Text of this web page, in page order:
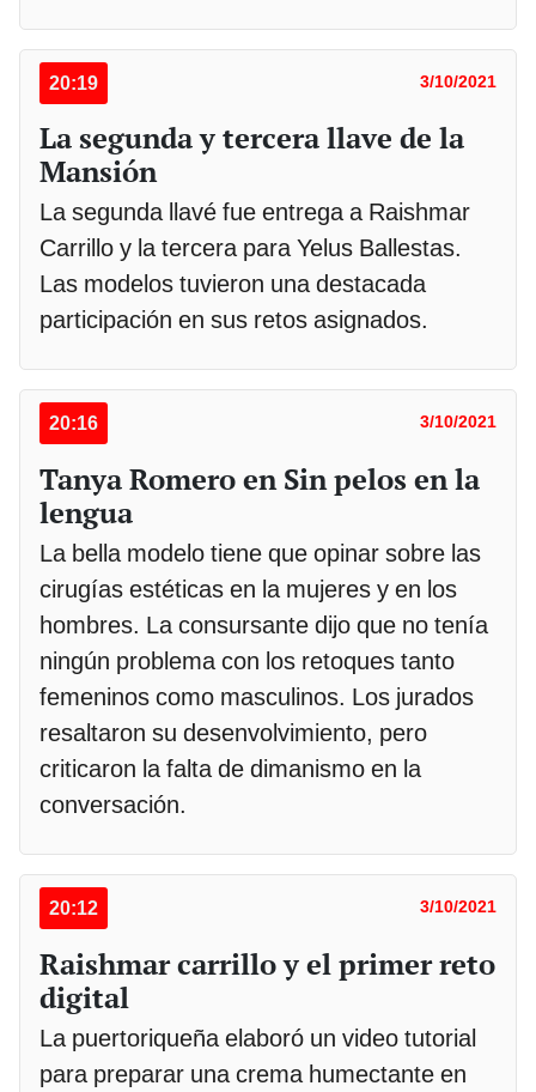
20:19 3/10/2021
La segunda y tercera llave de la
Mansión
La segunda llavé fue entrega a Raishmar
Carrillo y la tercera para Yelus Ballestas.
Las modelos tuvieron una destacada
participación en sus retos asignados.
20:16 3/10/2021
Tanya Romero en Sin pelos en la
lengua
La bella modelo tiene que opinar sobre las
cirugías estéticas en la mujeres y en los
hombres. La consursante dijo que no tenía
ningún problema con los retoques tanto
femeninos como masculinos. Los jurados
resaltaron su desenvolvimiento, pero
criticaron la falta de dimanismo en la
conversación.
20:12 3/10/2021
Raishmar carrillo y el primer reto
digital
La puertoriqueña elaboró un video tutorial
para preparar una crema humectante en